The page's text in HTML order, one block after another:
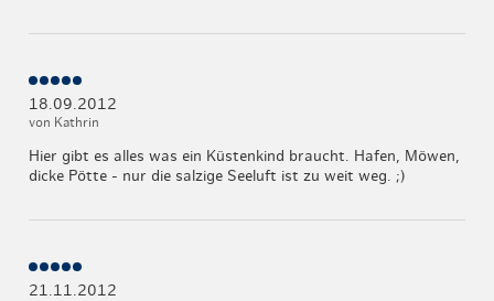
18.09.2012
von Kathrin
Hier gibt es alles was ein Küstenkind braucht. Hafen, Möwen,
dicke Pötte - nur die salzige Seeluft ist zu weit weg. ;)
21.11.2012